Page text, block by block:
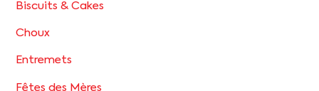
Biscuits & Cakes
Choux
Entremets
Fêtes des Mères